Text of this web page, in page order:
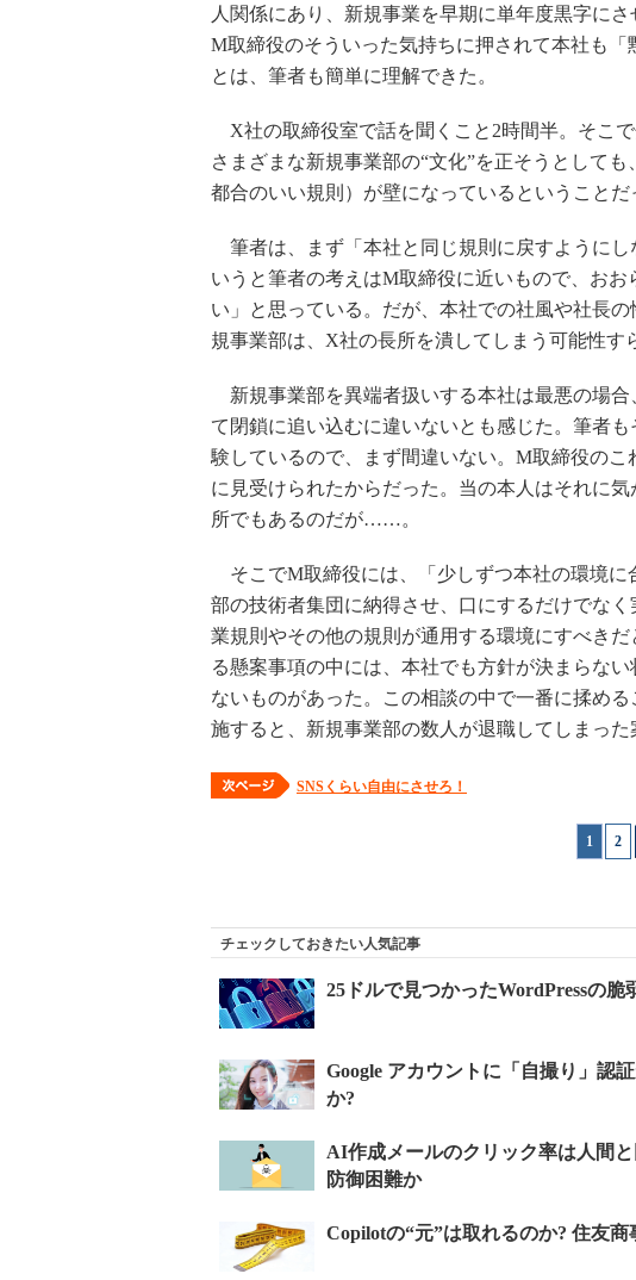
人関係にあり、新規事業を早期に単年度黒字に
M取締役のそういった気持ちに押されて本社も
とは、筆者も簡単に理解できた。
X社の取締役室で話を聞くこと2時間半。そこ
さまざまな新規事業部の“文化”を正そうとして
都合のいい規則）が壁になっているということだ
筆者は、まず「本社と同じ規則に戻すようにし
いうと筆者の考えはM取締役に近いもので、お
い」と思っている。だが、本社での社風や社長
規事業部は、X社の長所を潰してしまう可能性す
新規事業部を異端者扱いする本社は最悪の場
て閉鎖に追い込むに違いないとも感じた。筆者
験しているので、まず間違いない。M取締役の
に見受けられたからだった。当の本人はそれに
所でもあるのだが……。
そこでM取締役には、「少しずつ本社の環境に
部の技術者集団に納得させ、口にするだけでな
業規則やその他の規則が通用する環境にすべき
る懸案事項の中には、本社でも方針が決まらな
ないものがあった。この相談の中で一番に揉め
施すると、新規事業部の数人が退職してしまった
SNSくらい自由にさせろ！
1 2
チェックしておきたい人気記事